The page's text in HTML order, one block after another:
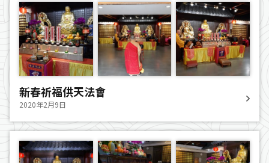
新春祈福供天法會
2020年2月9日